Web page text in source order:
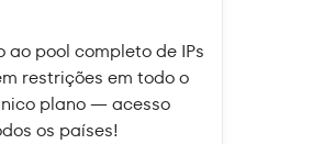
ao pool completo de IPs
restrições em todo o
plano — acesso
os países!